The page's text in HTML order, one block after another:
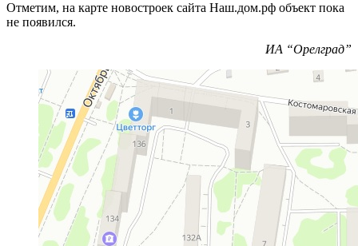
Отметим, на карте новостроек сайта Наш.дом.рф объект пока
не появился.
ИА “Орелград”